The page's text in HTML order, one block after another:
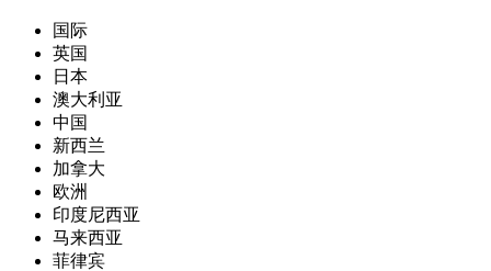
国际
英国
日本
澳大利亚
中国
新西兰
加拿大
欧洲
印度尼西亚
马来西亚
菲律宾